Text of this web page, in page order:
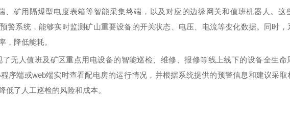
、矿用隔爆型电度表箱等智能采集终端，以及对应的边缘网关和值班机器人。这
警系统，能够实时监测矿山重要设备的开关状态、电压、电流等变化数据。同时，
，降低能耗。
无人值班及矿区重点用电设备的智能巡检、维修、报修等线上线下的设备全生命
序端或web端实时查看配电房的运行情况，并根据系统提供的预警信息和建议采取
了人工巡检的风险和成本。